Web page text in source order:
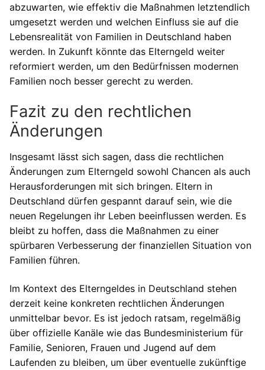
abzuwarten, wie effektiv die Maßnahmen letztendlich
umgesetzt werden und welchen Einfluss sie auf die
Lebensrealität von Familien in Deutschland haben
werden. In Zukunft könnte das Elterngeld weiter
reformiert werden, um den Bedürfnissen modernen
Familien noch besser gerecht zu werden.
Fazit zu den rechtlichen
Änderungen
Insgesamt lässt sich sagen, dass die rechtlichen
Änderungen zum Elterngeld sowohl Chancen als auch
Herausforderungen mit sich bringen. Eltern in
Deutschland dürfen gespannt darauf sein, wie die
neuen Regelungen ihr Leben beeinflussen werden. Es
bleibt zu hoffen, dass die Maßnahmen zu einer
spürbaren Verbesserung der finanziellen Situation von
Familien führen.
Im Kontext des Elterngeldes in Deutschland stehen
derzeit keine konkreten rechtlichen Änderungen
unmittelbar bevor. Es ist jedoch ratsam, regelmäßig
über offizielle Kanäle wie das Bundesministerium für
Familie, Senioren, Frauen und Jugend auf dem
Laufenden zu bleiben, um über eventuelle zukünftige